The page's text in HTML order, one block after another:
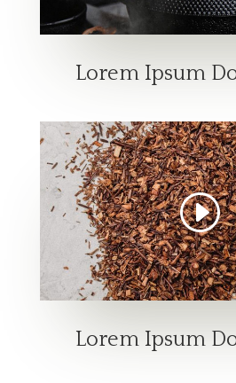
Lorem Ipsum
Lorem Ipsum